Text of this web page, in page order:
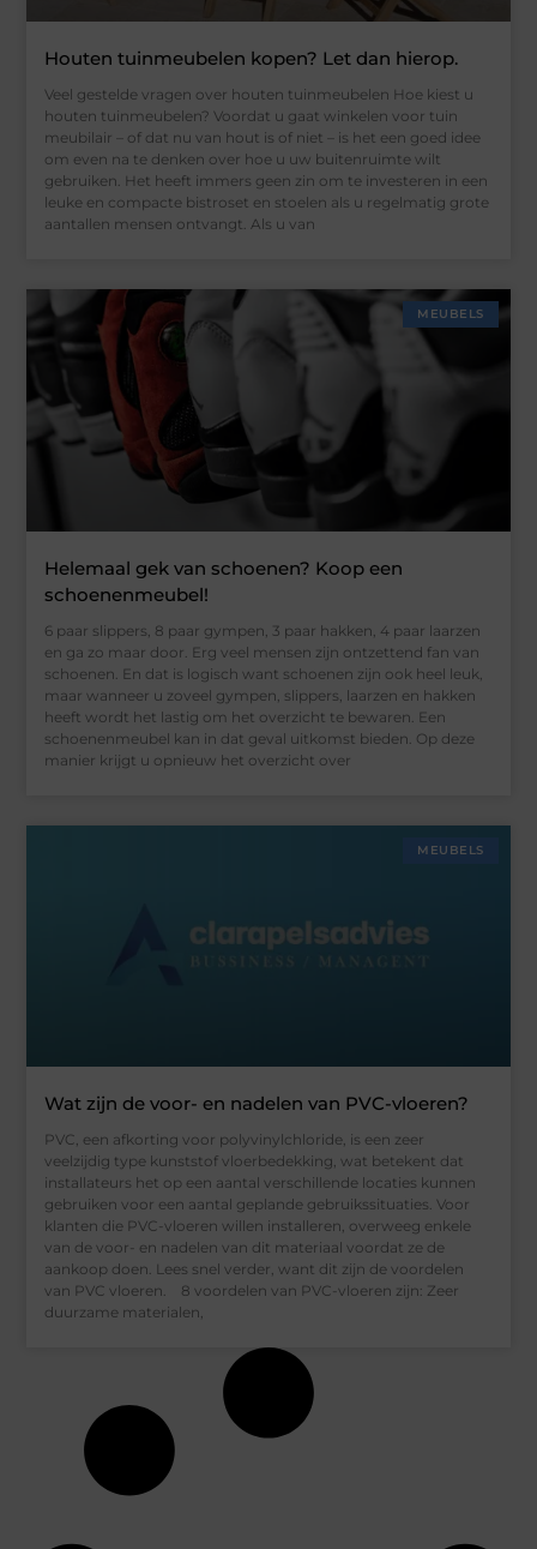
Houten tuinmeubelen kopen? Let dan hierop.
Veel gestelde vragen over houten tuinmeubelen Hoe kiest u
houten tuinmeubelen? Voordat u gaat winkelen voor tuin
meubilair – of dat nu van hout is of niet – is het een goed idee
om even na te denken over hoe u uw buitenruimte wilt
gebruiken. Het heeft immers geen zin om te investeren in een
leuke en compacte bistroset en stoelen als u regelmatig grote
aantallen mensen ontvangt. Als u van
MEUBELS
Helemaal gek van schoenen? Koop een
schoenenmeubel!
6 paar slippers, 8 paar gympen, 3 paar hakken, 4 paar laarzen
en ga zo maar door. Erg veel mensen zijn ontzettend fan van
schoenen. En dat is logisch want schoenen zijn ook heel leuk,
maar wanneer u zoveel gympen, slippers, laarzen en hakken
heeft wordt het lastig om het overzicht te bewaren. Een
schoenenmeubel kan in dat geval uitkomst bieden. Op deze
manier krijgt u opnieuw het overzicht over
MEUBELS
Wat zijn de voor- en nadelen van PVC-vloeren?
PVC, een afkorting voor polyvinylchloride, is een zeer
veelzijdig type kunststof vloerbedekking, wat betekent dat
installateurs het op een aantal verschillende locaties kunnen
gebruiken voor een aantal geplande gebruikssituaties. Voor
klanten die PVC-vloeren willen installeren, overweeg enkele
van de voor- en nadelen van dit materiaal voordat ze de
aankoop doen. Lees snel verder, want dit zijn de voordelen
van PVC vloeren. 8 voordelen van PVC-vloeren zijn: Zeer
duurzame materialen,